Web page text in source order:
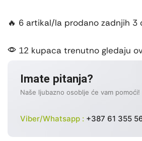
🔥 6 artikal/la prodano zadnjih 3
12 kupaca trenutno gledaju
Imate pitanja?
Naše ljubazno osoblje će vam pomoći!
Viber/Whatsapp : +387 61 355